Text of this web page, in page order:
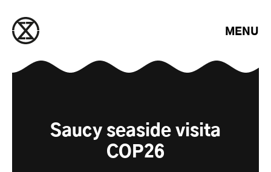
MENU
Saucy seaside visita
COP26